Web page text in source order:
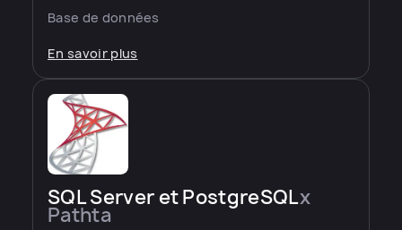
Base de données
En savoir plus
SQL Server et PostgreSQLx
Pathta